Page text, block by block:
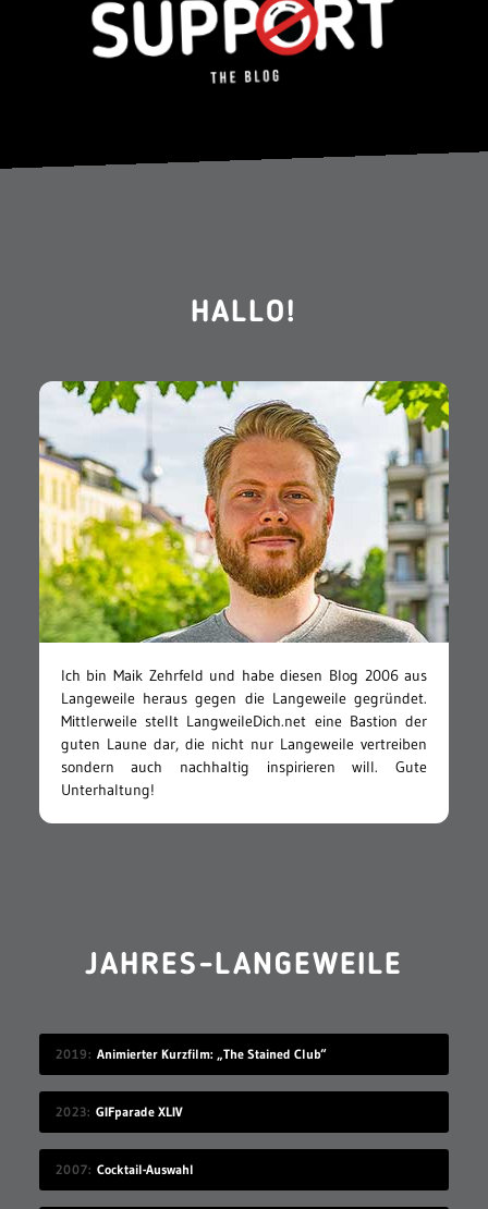
HALLO!
Ich bin Maik Zehrfeld und habe diesen Blog 2006 aus
Langeweile heraus gegen die Langeweile gegründet.
Mittlerweile stellt LangweileDich.net eine Bastion der
guten Laune dar, die nicht nur Langeweile vertreiben
sondern auch nachhaltig inspirieren will. Gute
Unterhaltung!
JAHRES-LANGEWEILE
2019 Animierter Kurzfilm: „The Stained Club“
2023 GIFparade XLIV
2007 Cocktail-Auswahl